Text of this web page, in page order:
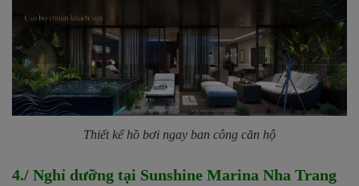
Thiết kế hồ bơi ngay ban công căn hộ
4./ Nghỉ dưỡng tại Sunshine Marina Nha Trang